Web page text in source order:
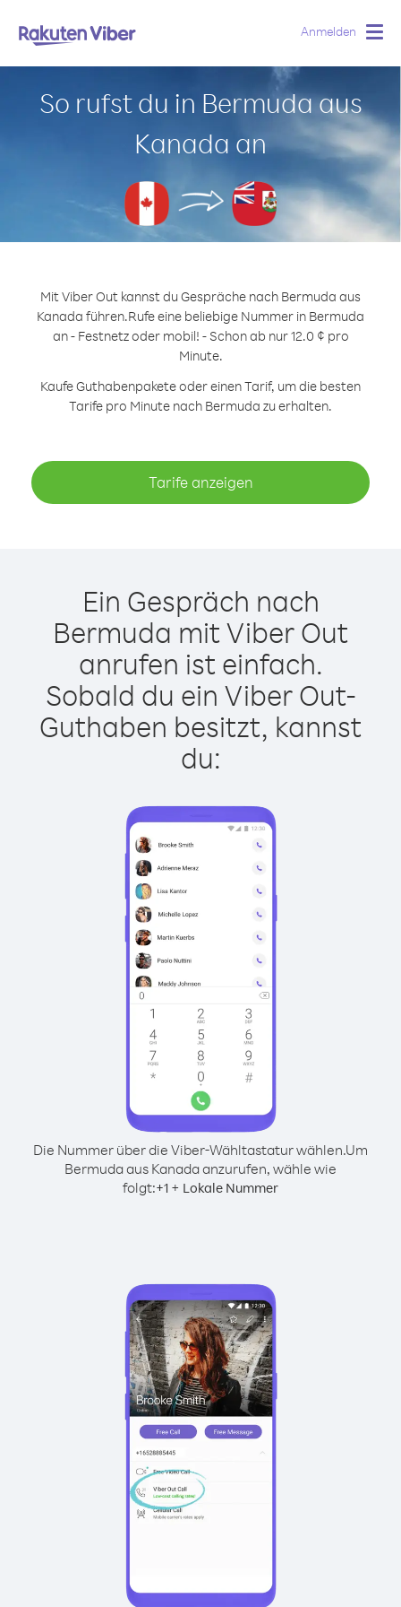
Anmelden
So rufst du in Bermuda aus
Kanada an
Mit Viber Out kannst du Gespräche nach Bermuda aus
Kanada führen.Rufe eine beliebige Nummer in Bermuda
an - Festnetz oder mobil! - Schon ab nur 12.0 ¢ pro
Minute.
Kaufe Guthabenpakete oder einen Tarif, um die besten
Tarife pro Minute nach Bermuda zu erhalten.
Tarife anzeigen
Ein Gespräch nach
Bermuda mit Viber Out
anrufen ist einfach.
Sobald du ein Viber Out-
Guthaben besitzt, kannst
du:
Die Nummer über die Viber-Wähltastatur wählen.Um
Bermuda aus Kanada anzurufen, wähle wie
folgt:+1 + Lokale Nummer